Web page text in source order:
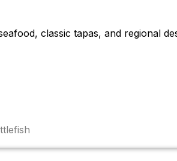
classic tapas, and regional